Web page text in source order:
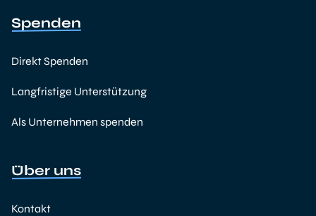
Spenden
Direkt Spenden
Langfristige Unterstützung
Als Unternehmen spenden
Über uns
Kontakt